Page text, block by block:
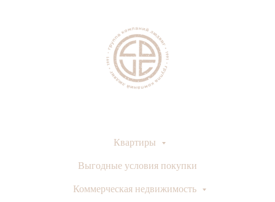
Квартиры
Выгодные условия покупки
Коммерческая недвижимость